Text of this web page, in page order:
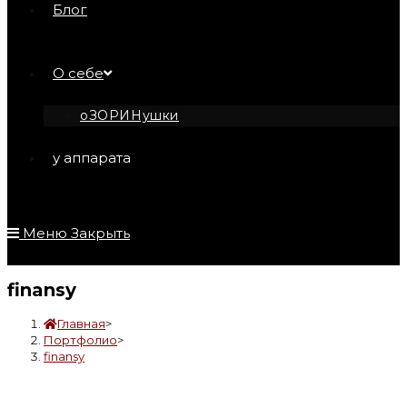
Блог
О себе
оЗОРИНушки
у аппарата
Меню Закрыть
finansy
Главная>
Портфолио>
finansy